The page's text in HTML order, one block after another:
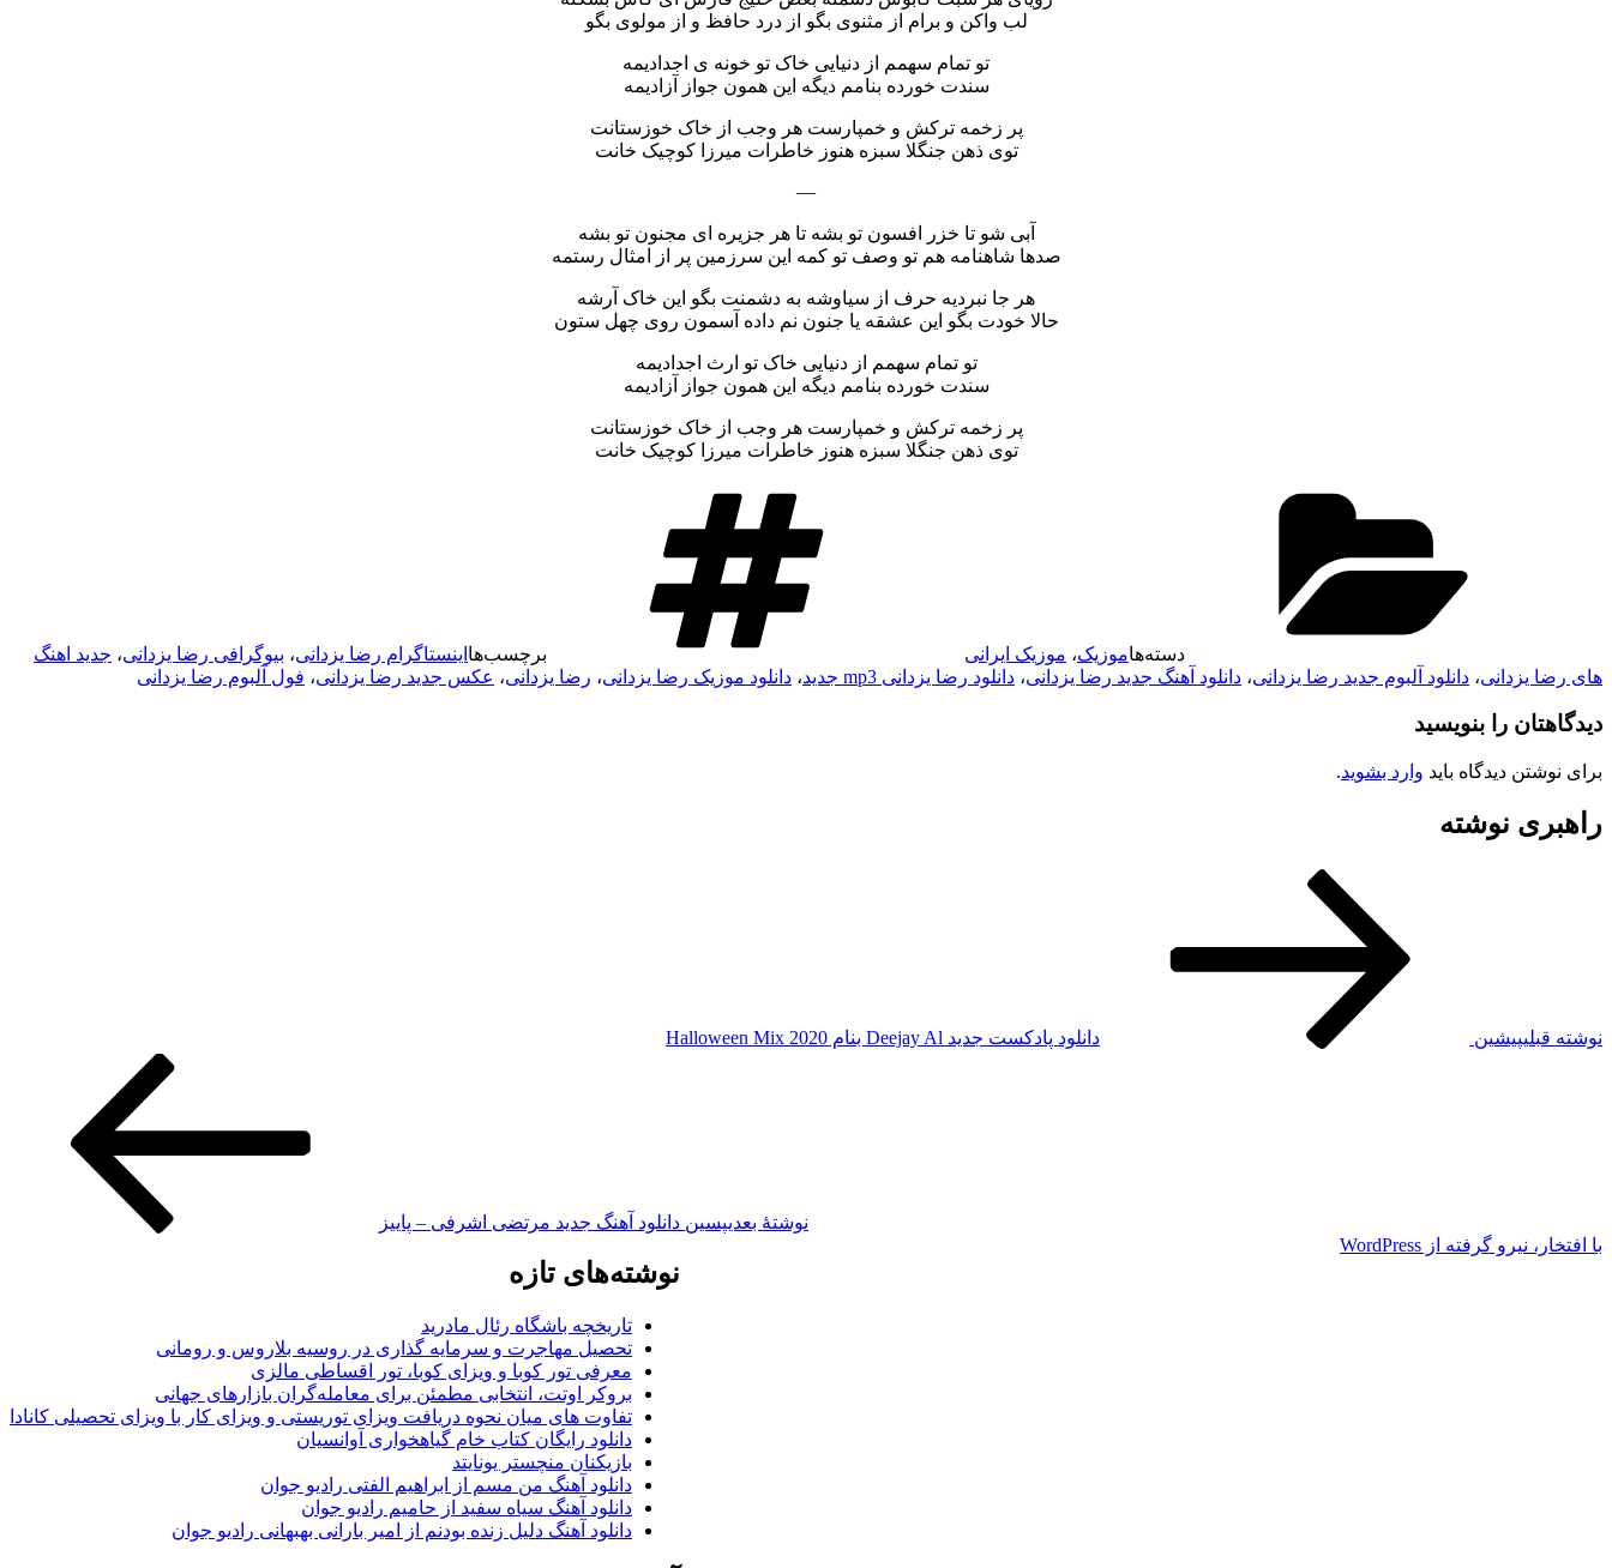
لب واکن و برام از مثنوی بگو از درد حافظ و از مولوی بگو
تو تمام سهمم از دنیایی خاک تو خونه ی اجدادیمه
سندت خورده بنامم دیگه این همون جواز آزادیمه
پر زخمه ترکش و خمپارست هر وجب از خاک خوزستانت
توی ذهن جنگلا سبزه هنوز خاطرات میرزا کوچیک خانت
—
آبی شو تا خزر افسون تو بشه تا هر جزیره ای مجنون تو بشه
صدها شاهنامه هم تو وصف تو کمه این سرزمین پر از امثال رستمه
هر جا نبردیه حرف از سیاوشه به دشمنت بگو این خاک آرشه
حالا خودت بگو این عشقه یا جنون نم داده آسمون روی چهل ستون
تو تمام سهمم از دنیایی خاک تو ارث اجدادیمه
سندت خورده بنامم دیگه این همون جواز آزادیمه
پر زخمه ترکش و خمپارست هر وجب از خاک خوزستانت
توی ذهن جنگلا سبزه هنوز خاطرات میرزا کوچیک خانت
دسته‌هاموزیک، موزیک ایرانی برچسب‌ها اینستاگرام رضا یزدانی، بیوگرافی رضا یزدانی، جدید اهنگ
های رضا یزدانی، دانلود آلبوم جدید رضا یزدانی، دانلود آهنگ جدید رضا یزدانی، دانلود رضا یزدانی mp3 جدید ، دانلود موزیک رضا یزدانی، رضا یزدانی، عکس جدید رضا یزدانی، فول آلبوم رضا یزدانی
دیدگاهتان را بنویسید
برای نوشتن دیدگاه باید وارد بشوید.
راهبری نوشته
نوشته قبلیپیشین دانلود پادکست جدید Deejay Al بنام Halloween Mix 2020
نوشته‌ٔ بعدیپسین دانلود آهنگ جدید مرتضی اشرفی – پاییز
نوشته‌های تازه
تاریخچه باشگاه رئال مادرید
تحصیل مهاجرت و سرمایه گذاری در روسیه بلاروس و رومانی
معرفی تور کوبا و ویزای کوبا، تور اقساطی مالزی
بروکر اوتت، انتخابی مطمئن برای معامله‌گران بازارهای جهانی
تفاوت های میان نحوه دریافت ویزای توریستی و ویزای کار با ویزای تحصیلی کانادا
دانلود رایگان کتاب خام گیاهخواری آوانسیان
بازیکنان منچستر یونایتد
دانلود آهنگ من مسم از ابراهیم الفتی رادیو جوان
دانلود آهنگ سیاه سفید از حامیم رادیو جوان
دانلود آهنگ دلیل زنده بودنم از امیر بارانی بهبهانی رادیو جوان
با افتخار، نیرو گرفته از WordPress